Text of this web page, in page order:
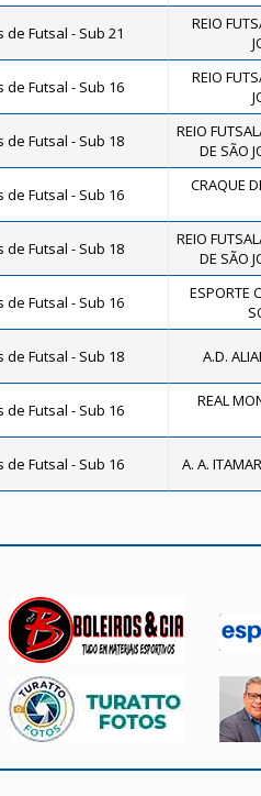
de Futsal - Sub 21
REIO
de Futsal - Sub 16
REIO
de Futsal - Sub 18
REIO
DE SÃO
de Futsal - Sub 16 CRAQUE
de Futsal - Sub 18
REIO
DE SÃO
de Futsal - Sub 16
ESPORTE
de Futsal - Sub 18 A.D.
de Futsal - Sub 16 REAL
de Futsal - Sub 16 A. A.